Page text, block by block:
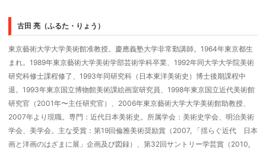
古田 亮（ふるた・りょう）
東京藝術大学大学美術館准教授。慶應義塾大学非常勤講師。1964年東京都生
まれ。1989年東京藝術大学美術学部芸術学科卒業、1992年同大学大学院美術
研究科修士課程修了、1993年同研究科（日本東洋美術史）博士後期課程中
退。1993年東京国立博物館美術課絵画室研究員、1998年東京国立近代美術館
研究官（2001年〜主任研究官）、2006年東京藝術大学大学美術館助教授、
2007年より現職。専門：近代日本美術史。所属学会：美術史学会、明治美術
学会、美学会。主な受賞：第19回倫雅美術奨励賞（2007, 「揺らぐ近代 日本
画と洋画のはざまに展」企画及び図録）、第32回サントリー学芸賞（2010,